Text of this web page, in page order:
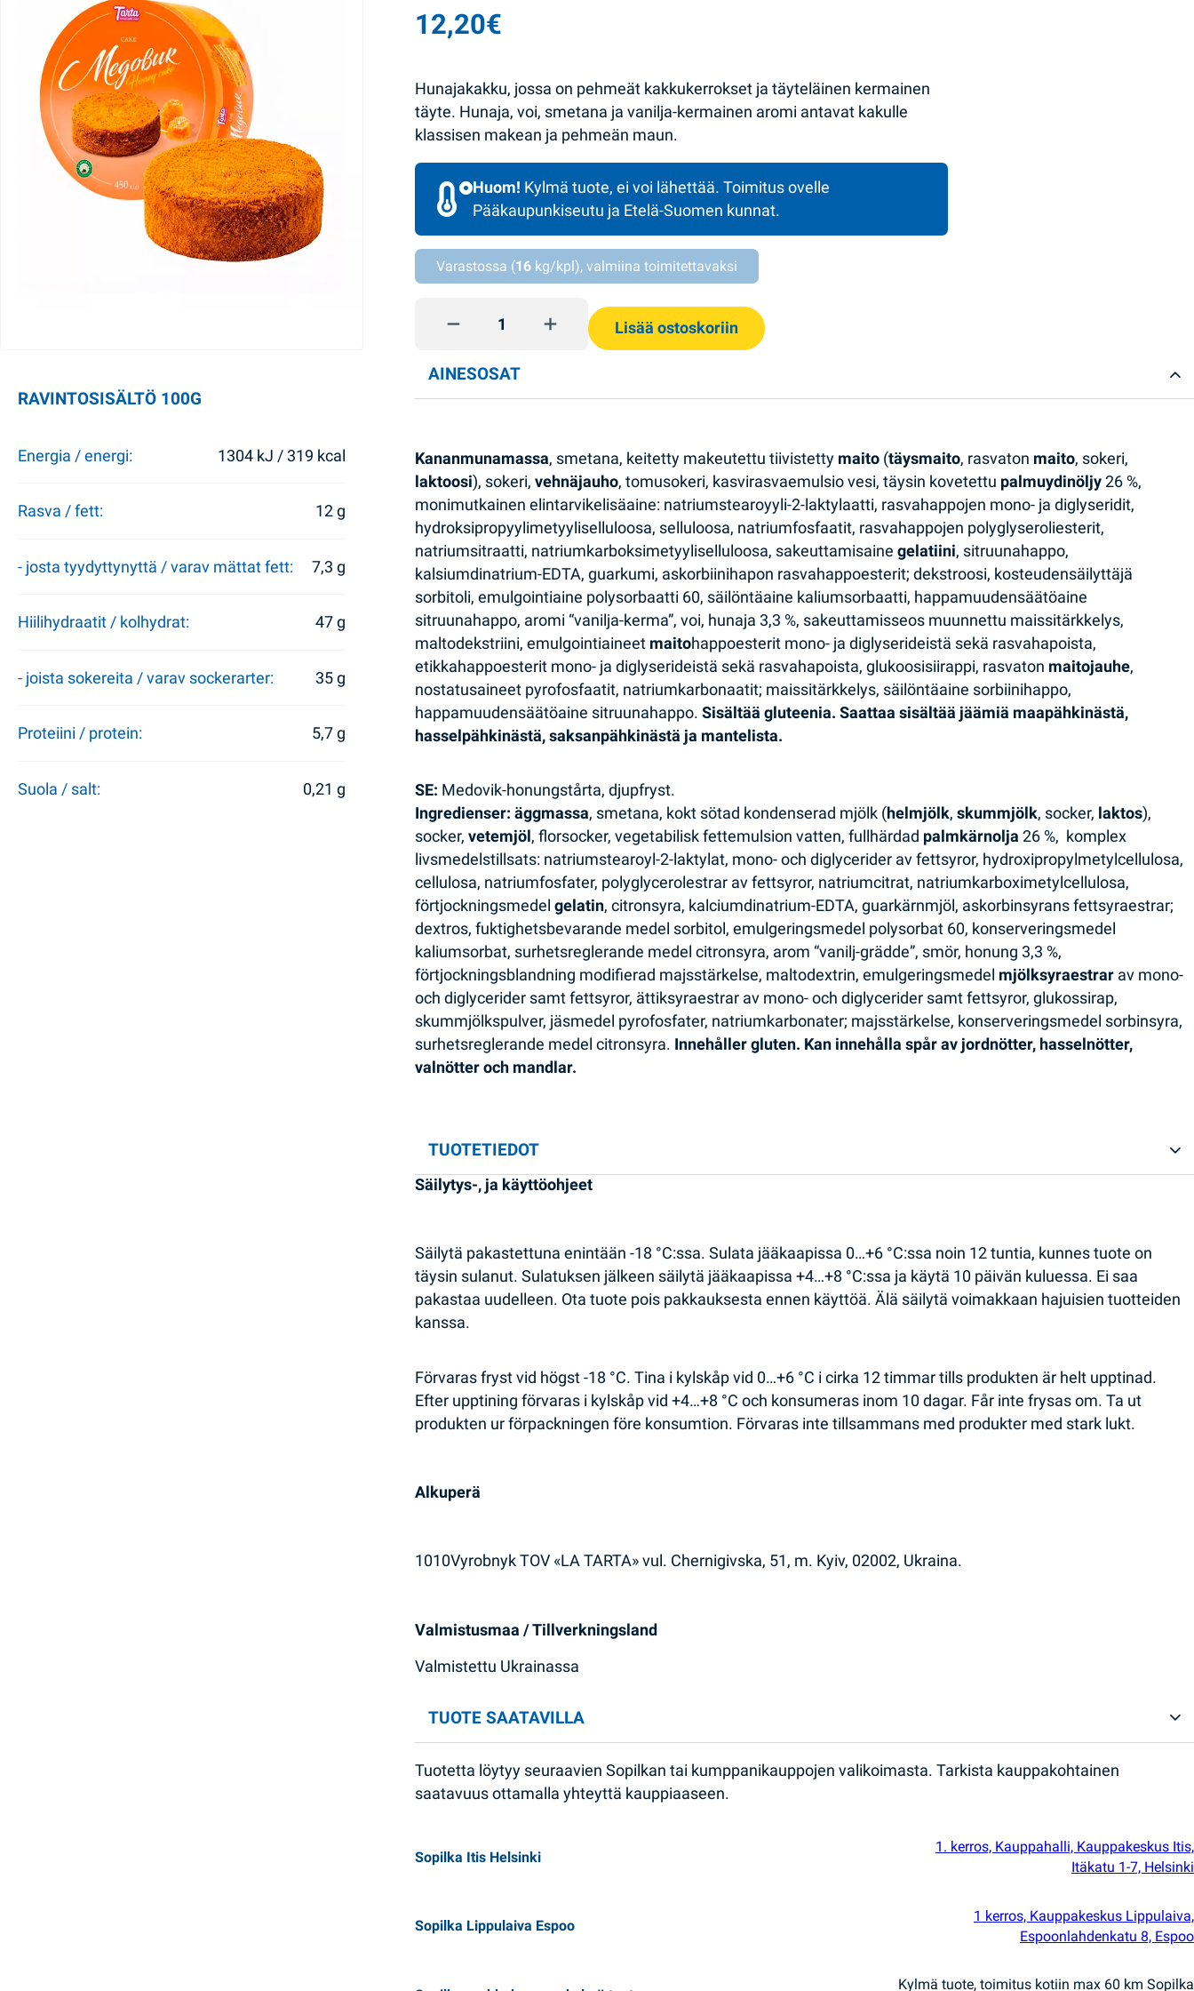
12,20€
Hunajakakku, jossa on pehmeät kakkukerrokset ja täyteläinen kermainen
täyte. Hunaja, voi, smetana ja vanilja-kermainen aromi antavat kakulle
klassisen makean ja pehmeän maun.
Huom! Kylmä tuote, ei voi lähettää. Toimitus ovelle
Pääkaupunkiseutu ja Etelä-Suomen kunnat.
Varastossa (16 kg/kpl), valmiina toimitettavaksi
Hunajakakku 450g Tarta quantity
Lisää ostoskoriin
RAVINTOSISÄLTÖ 100G
Energia / energi: 1304 kJ / 319 kcal
Rasva / fett: 12 g
- josta tyydyttynyttä / varav mättat fett: 7,3 g
Hiilihydraatit / kolhydrat: 47 g
- joista sokereita / varav sockerarter: 35 g
Proteiini / protein: 5,7 g
Suola / salt: 0,21 g
AINESOSAT
Kananmunamassa, smetana, keitetty makeutettu tiivistetty maito (täysmaito, rasvaton maito, sokeri,
laktoosi), sokeri,vehnäjauho, tomusokeri, kasvirasvaemulsio vesi, täysin kovetettu palmuydinöljy 26 %,
monimutkainen elintarvikelisäaine: natriumstearoyyli-2-laktylaatti, rasvahappojen mono- ja diglyseridit,
hydroksipropyylimetyyliselluloosa, selluloosa, natriumfosfaatit, rasvahappojen polyglyseroliesterit,
natriumsitraatti, natriumkarboksimetyyliselluloosa, sakeuttamisainegelatiini, sitruunahappo,
kalsiumdinatrium-EDTA, guarkumi, askorbiinihapon rasvahappoesterit; dekstroosi, kosteudensäilyttäjä
sorbitoli, emulgointiaine polysorbaatti 60, säilöntäaine kaliumsorbaatti, happamuudensäätöaine
sitruunahappo, aromi “vanilja-kerma”, voi, hunaja 3,3 %, sakeuttamisseos muunnettu maissitärkkelys,
maltodekstriini, emulgointiaineet maitohappoesterit mono- ja diglyserideistä sekä rasvahapoista,
etikkahappoesterit mono- ja diglyserideistä sekä rasvahapoista, glukoosisiirappi, rasvaton maitojauhe,
nostatusaineet pyrofosfaatit, natriumkarbonaatit; maissitärkkelys, säilöntäaine sorbiinihappo,
happamuudensäätöaine sitruunahappo.Sisältää gluteenia. Saattaa sisältää jäämiä maapähkinästä,
hasselpähkinästä, saksanpähkinästä ja mantelista.
SE: Medovik-honungstårta, djupfryst.
Ingredienser: äggmassa, smetana, kokt sötad kondenserad mjölk ( helmjölk,skummjölk, socker, laktos),
socker,vetemjöl , florsocker, vegetabilisk fettemulsion vatten, fullhärdad palmkärnolja 26 %, komplex
livsmedelstillsats: natriumstearoyl-2-laktylat, mono- och diglycerider av fettsyror, hydroxipropylmetylcellulosa,
cellulosa, natriumfosfater, polyglycerolestrar av fettsyror, natriumcitrat, natriumkarboximetylcellulosa,
förtjockningsmedelgelatin, citronsyra, kalciumdinatrium-EDTA, guarkärnmjöl, askorbinsyrans fettsyraestrar;
dextros, fuktighetsbevarande medel sorbitol, emulgeringsmedel polysorbat 60, konserveringsmedel
kaliumsorbat, surhetsreglerande medel citronsyra, arom “vanilj-grädde”, smör, honung 3,3 %,
förtjockningsblandning modifierad majsstärkelse, maltodextrin, emulgeringsmedel mjölksyraestrar av mono-
och diglycerider samt fettsyror, ättiksyraestrar av mono- och diglycerider samt fettsyror, glukossirap,
skummjölkspulver, jäsmedel pyrofosfater, natriumkarbonater; majsstärkelse, konserveringsmedel sorbinsyra,
surhetsreglerande medel citronsyra. Innehåller gluten. Kan innehålla spår av jordnötter, hasselnötter,
valnötter och mandlar.
TUOTETIEDOT
Säilytys-, ja käyttöohjeet
Säilytä pakastettuna enintään -18 °C:ssa. Sulata jääkaapissa 0…+6 °C:ssa noin 12 tuntia, kunnes tuote on
täysin sulanut. Sulatuksen jälkeen säilytä jääkaapissa +4…+8 °C:ssa ja käytä 10 päivän kuluessa. Ei saa
pakastaa uudelleen. Ota tuote pois pakkauksesta ennen käyttöä. Älä säilytä voimakkaan hajuisien tuotteiden
kanssa.
Förvaras fryst vid högst -18 °C. Tina i kylskåp vid 0…+6 °C i cirka 12 timmar tills produkten är helt upptinad.
Efter upptining förvaras i kylskåp vid +4…+8 °C och konsumeras inom 10 dagar. Får inte frysas om. Ta ut
produkten ur förpackningen före konsumtion. Förvaras inte tillsammans med produkter med stark lukt.
Alkuperä
1010Vyrobnyk TOV «LA TARTA» vul. Chernigivska, 51, m. Kyiv, 02002, Ukraina.
Valmistusmaa / Tillverkningsland
Valmistettu Ukrainassa
TUOTE SAATAVILLA
Tuotetta löytyy seuraavien Sopilkan tai kumppanikauppojen valikoimasta. Tarkista kauppakohtainen
saatavuus ottamalla yhteyttä kauppiaaseen.
Sopilka Itis Helsinki
1. kerros, Kauppahalli, Kauppakeskus Itis,
Itäkatu 1-7, Helsinki
Sopilka Lippulaiva Espoo
1 kerros, Kauppakeskus Lippulaiva,
Espoonlahdenkatu 8, Espoo
Kylmä tuote, toimitus kotiin max 60 km Sopilka